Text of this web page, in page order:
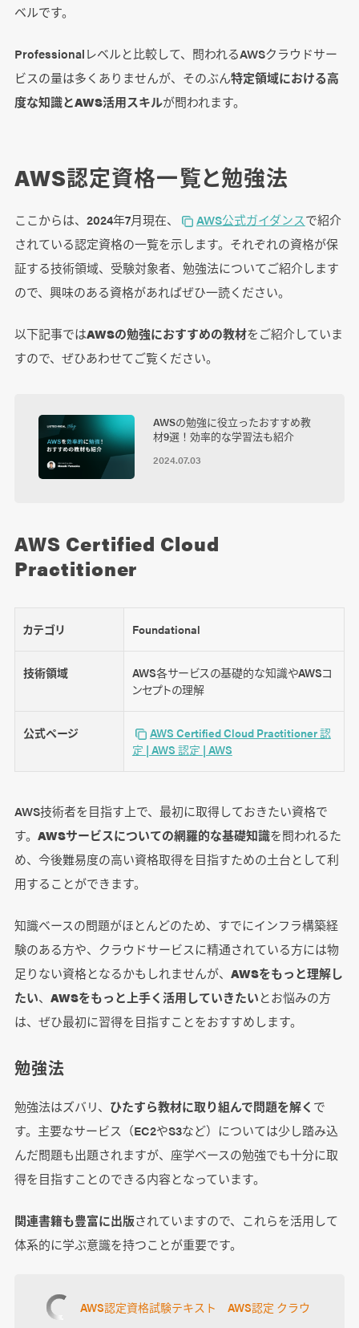
ベルです。
Professionalレベルと比較して、問われるAWSクラウドサー
ビスの量は多くありませんが、そのぶん特定領域における高
度な知識とAWS活用スキルが問われます。
AWS認定資格一覧と勉強法
ここからは、2024年7月現在、 AWS公式ガイダンスで紹介
されている認定資格の一覧を示します。それぞれの資格が保
証する技術領域、受験対象者、勉強法についてご紹介します
ので、興味のある資格があればぜひ一読ください。
以下記事ではAWSの勉強におすすめの教材をご紹介していま
すので、ぜひあわせてご覧ください。
AWSの勉強に役立ったおすすめ教
材9選！効率的な学習法も紹介
2024.07.03
AWS Certified Cloud
Practitioner
カテゴリ Foundational
技術領域
AWS各サービスの基礎的な知識やAWSコ
ンセプトの理解
公式ページ
AWS Certified Cloud Practitioner 認
定 | AWS 認定 | AWS
AWS技術者を目指す上で、最初に取得しておきたい資格で
す。 AWSサービスについての網羅的な基礎知識を問われるた
め、今後難易度の高い資格取得を目指すための土台として利
用することができます。
知識ベースの問題がほとんどのため、すでにインフラ構築経
験のある方や、クラウドサービスに精通されている方には物
足りない資格となるかもしれませんが、 AWSをもっと理解し
たい、 AWSをもっと上手く活用していきたいとお悩みの方
は、ぜひ最初に習得を目指すことをおすすめします。
勉強法
勉強法はズバリ、 ひたすら教材に取り組んで問題を解く で
す。主要なサービス（EC2やS3など）については少し踏み込
んだ問題も出題されますが、座学ベースの勉強でも十分に取
得を目指すことのできる内容となっています。
関連書籍も豊富に出版されていますので、これらを活用して
体系的に学ぶ意識を持つことが重要です。
AWS認定資格試験テキスト AWS認定 クラウ